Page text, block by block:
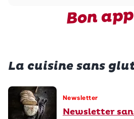
Bon
La cuisine sans
Newsletter
Newsletter